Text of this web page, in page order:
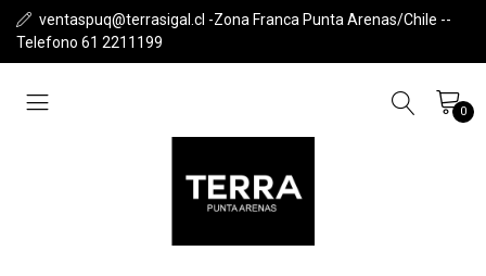
ventaspuq@terrasigal.cl -Zona Franca Punta Arenas/Chile --
Telefono 61 2211199
0